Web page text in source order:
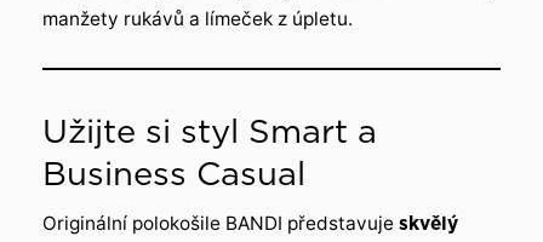
manžety rukávů a límeček z úpletu.
Užijte si styl Smart a
Business Casual
Originální polokošile BANDI představuje skvělý